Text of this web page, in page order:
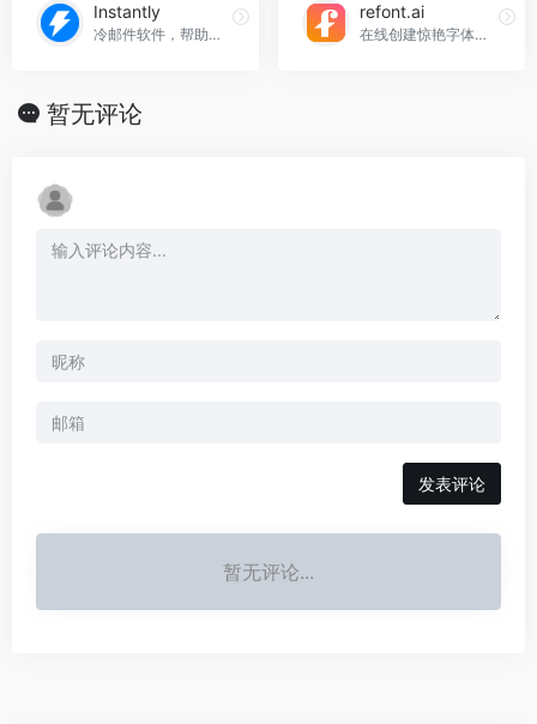
Instantly
冷邮件软件，帮助您扩大业务并获得新的商机。Instantly官网入口网址
refont.ai
在线创建惊艳字体，支持书法、签名、手写等多种风格。
暂无评论
发表评论
暂无评论...